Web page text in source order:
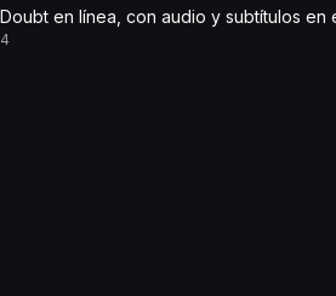
en línea, con audio y subtítulos